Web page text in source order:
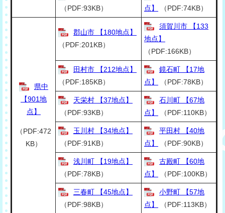
（PDF:93KB）
点】
（PDF:74KB）
県中
【901地
点】
（PDF:472
KB）
郡山市 【180地点】
（PDF:201KB）
須賀川市 【133
地点】
（PDF:166KB）
田村市 【212地点】
（PDF:185KB）
鏡石町 【17地
点】
（PDF:78KB）
天栄村 【37地点】
（PDF:93KB）
石川町 【67地
点】
（PDF:110KB）
玉川村 【34地点】
（PDF:91KB）
平田村 【40地
点】
（PDF:90KB）
浅川町 【19地点】
（PDF:78KB）
古殿町 【60地
点】
（PDF:100KB）
三春町 【45地点】
（PDF:98KB）
小野町 【57地
点】
（PDF:113KB）